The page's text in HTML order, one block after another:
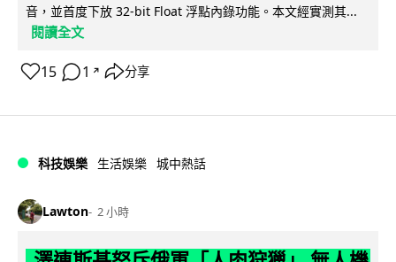
音，並首度下放 32-bit Float 浮點內錄功能。本文經實測其...
閱讀全文
15 1 ↗ 分享
科技娛樂 生活娛樂 城中熱話
Lawton 2 小時